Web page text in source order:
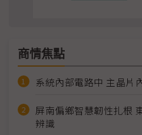
商情焦點
系統內部電路中 主晶片
屏南偏鄉智慧韌性扎根
辨識